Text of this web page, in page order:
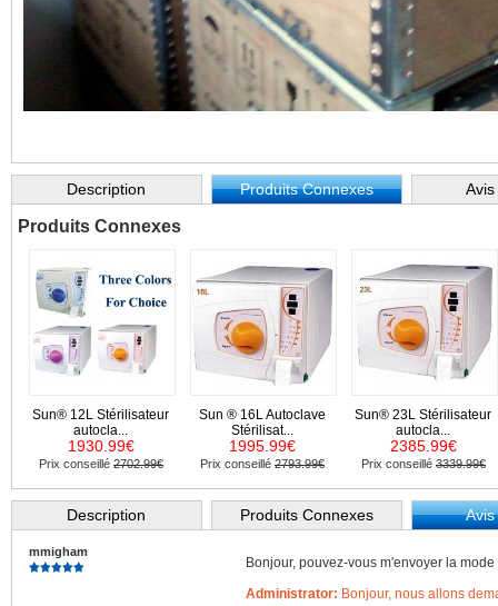
Description Produits Connexes
Produits Connexes
Sun® 12L Stérilisateur
autocla...
1930.99€
Prix conseillé 2702.99€
Sun ® 16L Autoclave
Stérilisat...
1995.99€
Prix conseillé 2793.99€
Sun® 23L Stérilisateur
autocla...
2385.99€
Prix conseillé 3339.99€
Description Produits Connexes
mmigham
Bonjour, pouvez-vous m'envoyer la
Administrator: Bonjour, nous allons